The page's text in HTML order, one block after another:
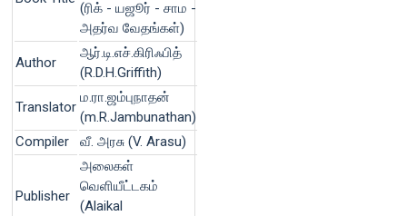
(ரிக் - யஜூர் - சாம -
அதர்வ வேதங்கள்)
Author
ஆர்.டி.எச்.கிரிஃபித்
(R.D.H.Griffith)
Translator
ம.ரா.ஜம்புநாதன்
(m.R.Jambunathan)
Compiler
வீ. அரசு (V. Arasu)
Publisher
அலைகள்
வெளியீட்டகம்
(Alaikal